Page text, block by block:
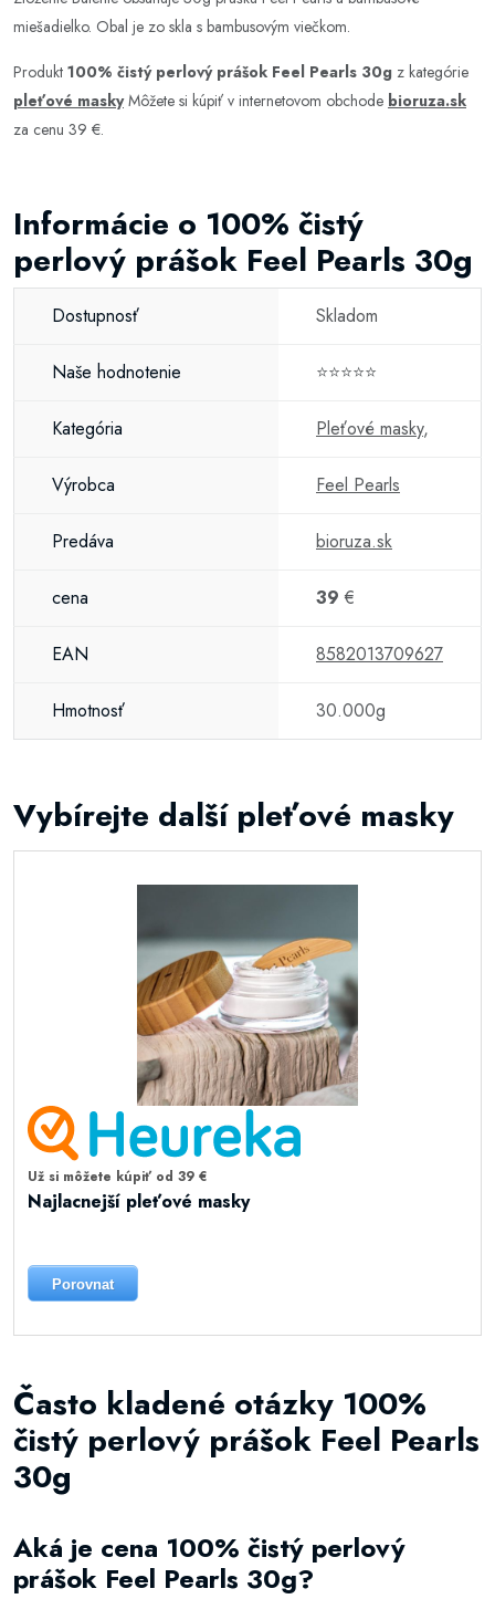
miešadielko. Obal je zo skla s bambusovým viečkom.
Produkt 100% čistý perlový prášok Feel Pearls 30g z kategórie
pleťové maskyMôžete si kúpiť v internetovom obchode bioruza.sk
za cenu 39 €.
Informácie o 100% čistý
perlový prášok Feel Pearls 30g
Dostupnosť Skladom
Naše hodnotenie ⭐⭐⭐⭐⭐
Kategória Pleťové masky,
Výrobca Feel Pearls
Predáva bioruza.sk
cena 39 €
EAN 8582013709627
Hmotnosť 30.000g
Vybírejte další pleťové masky
Už si môžete kúpiť od 39 €
Najlacnejší pleťové masky
Porovnat
Často kladené otázky 100%
čistý perlový prášok Feel Pearls
30g
Aká je cena 100% čistý perlový
prášok Feel Pearls 30g?